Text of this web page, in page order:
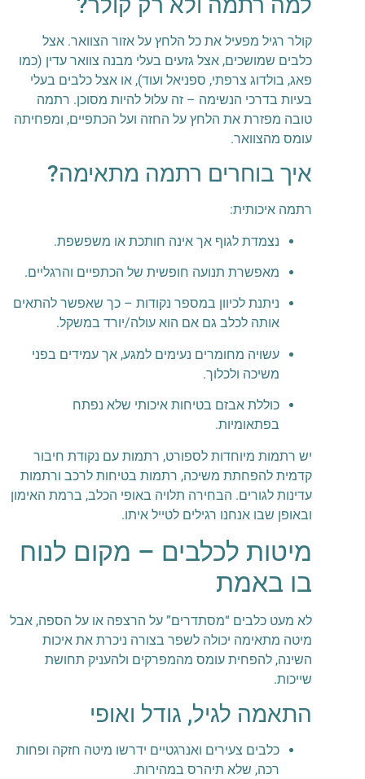
קולר רגיל מפעיל את כל הלחץ על אזור הצוואר. אצל
כלבים שמושכים, אצל גזעים בעלי מבנה צוואר עדין (כמו
פאג, בולדוג צרפתי, ספניאל ועוד), או אצל כלבים בעלי
בעיות בדרכי הנשימה – זה עלול להיות מסוכן. רתמה
טובה מפזרת את הלחץ על החזה ועל הכתפיים, ומפחיתה
עומס מהצוואר.
איך בוחרים רתמה מתאימה?
רתמה איכותית:
נצמדת לגוף אך אינה חותכת או משפשפת.
מאפשרת תנועה חופשית של הכתפיים והרגליים.
ניתנת לכיוון במספר נקודות – כך שאפשר להתאים
אותה לכלב גם אם הוא עולה/יורד במשקל.
עשויה מחומרים נעימים למגע, אך עמידים בפני
משיכה ולכלוך.
כוללת אבזם בטיחות איכותי שלא נפתח
בפתאומיות.
יש רתמות מיוחדות לספורט, רתמות עם נקודת חיבור
קדמית להפחתת משיכה, רתמות בטיחות לרכב ורתמות
עדינות לגורים. הבחירה תלויה באופי הכלב, ברמת האימון
ובאופן שבו אנחנו רגילים לטייל איתו.
מיטות לכלבים – מקום לנוח
בו באמת
לא מעט כלבים “מסתדרים” על הרצפה או על הספה, אבל
מיטה מתאימה יכולה לשפר בצורה ניכרת את איכות
השינה, להפחית עומס מהמפרקים ולהעניק תחושת
שייכות.
התאמה לגיל, גודל ואופי
כלבים צעירים ואנרגטיים ידרשו מיטה חזקה ופחות
רכה, שלא תיהרס במהירות.